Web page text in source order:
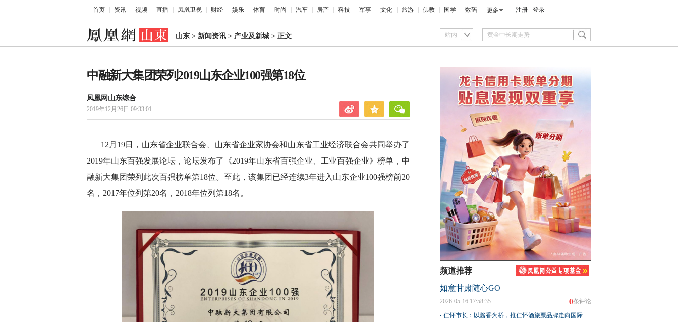
首页 资讯 视频 直播 凤凰卫视 财经 娱乐 体育 时尚 汽车 房产 科技 军事 文化 旅游 佛教 国学 数码 更多 注册 登录
山东 > 新闻资讯 > 产业及新城 > 正文 站内
中融新大集团荣列2019山东企业100强第18位
凤凰网山东综合
2019年12月26日 09:33:01
12月19日，山东省企业联合会、山东省企业家协会和山东省工业经济联合会共同举办了
2019年山东百强发展论坛，论坛发布了《2019年山东省百强企业、工业百强企业》榜单，中
融新大集团荣列此次百强榜单第18位。至此，该集团已经连续3年进入山东企业100强榜前20
名，2017年位列第20名，2018年位列第18名。
频道推荐
如意甘肃随心GO
0条评论
2026-05-16 17:58:35
仁怀市长：以酱香为桥，推仁怀酒旅票品牌走向国际